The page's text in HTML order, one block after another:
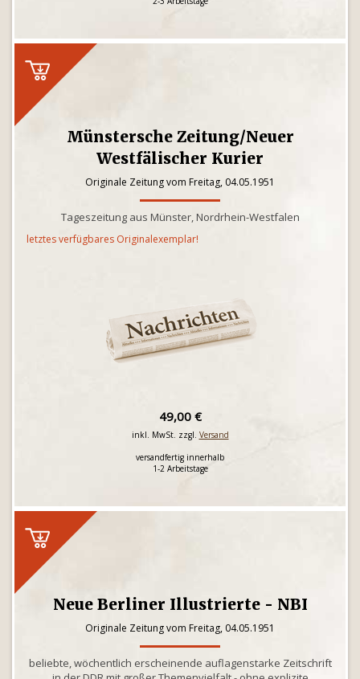
Münstersche Zeitung/Neuer
Westfälischer Kurier
Originale Zeitung vom Freitag, 04.05.1951
Tageszeitung aus Münster, Nordrhein-Westfalen
letztes verfügbares Originalexemplar!
49,00 €
inkl. MwSt. zzgl. Versand
versandfertig innerhalb
1-2 Arbeitstage
Neue Berliner Illustrierte - NBI
Originale Zeitung vom Freitag, 04.05.1951
beliebte, wöchentlich erscheinende auflagenstarke Zeitschrift